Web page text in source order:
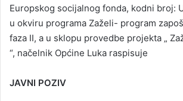
Europskog socijalnog fonda, kodni broj:
u okviru programa Zaželi- program
faza II, a u sklopu provedbe projekta „
“, načelnik Općine Luka raspisuje
JAVNI POZIV